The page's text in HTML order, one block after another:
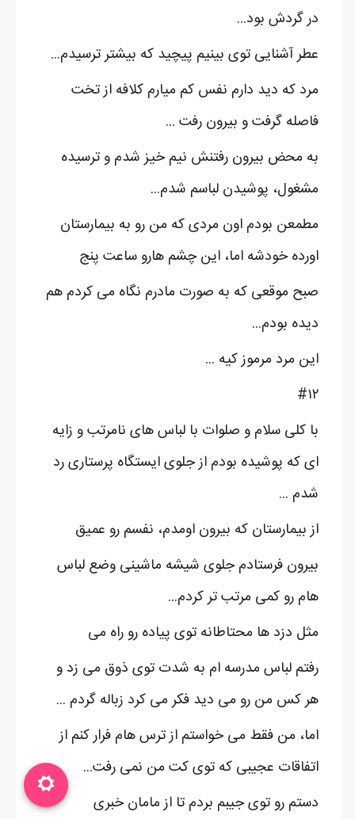
در گردش بود...
عطر آشنایی توی بینیم پیچید که بیشتر ترسیدم...
مرد که دید دارم نفس کم میارم کلافه از تخت
فاصله گرفت و بیرون رفت ...
به محض بیرون رفتنش نیم خیز شدم و ترسیده
مشغول، پوشیدن لباسم شدم...
مطمعن بودم اون مردی که من رو به بیمارستان
اورده خودشه اما، این چشم هارو ساعت پنج
صبح موقعی که به صورت مادرم نگاه می کردم هم
دیده بودم...
این مرد مرموز کیه ...
#۱۲
با کلی سلام و صلوات با لباس های نامرتب و زایه
ای که پوشیده بودم از جلوی ایستگاه پرستاری رد
شدم ...
از بیمارستان که بیرون اومدم، نفسم رو عمیق
بیرون فرستادم جلوی شیشه ماشینی وضع لباس
هام رو کمی مرتب تر کردم...
مثل دزد ها محتاطانه توی پیاده رو راه می
رفتم لباس مدرسه ام به شدت توی ذوق می زد و
هر کس من رو می دید فکر می کرد زباله گردم ...
اما، من فقط می خواستم از ترس هام فرار کنم از
اتفاقات عجیبی که توی کت من نمی رفت...
دستم رو توی جیبم بردم تا از مامان خبری